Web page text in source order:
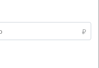
₽